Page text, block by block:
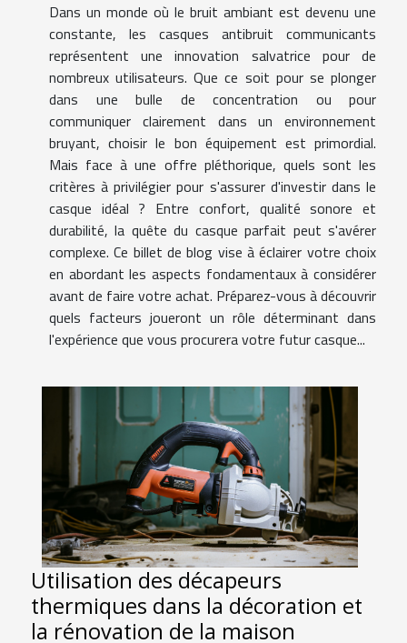
Dans un monde où le bruit ambiant est devenu une
constante, les casques antibruit communicants
représentent une innovation salvatrice pour de
nombreux utilisateurs. Que ce soit pour se plonger
dans une bulle de concentration ou pour
communiquer clairement dans un environnement
bruyant, choisir le bon équipement est primordial.
Mais face à une offre pléthorique, quels sont les
critères à privilégier pour s'assurer d'investir dans le
casque idéal ? Entre confort, qualité sonore et
durabilité, la quête du casque parfait peut s'avérer
complexe. Ce billet de blog vise à éclairer votre choix
en abordant les aspects fondamentaux à considérer
avant de faire votre achat. Préparez-vous à découvrir
quels facteurs joueront un rôle déterminant dans
l'expérience que vous procurera votre futur casque...
Utilisation des décapeurs
thermiques dans la décoration et
la rénovation de la maison